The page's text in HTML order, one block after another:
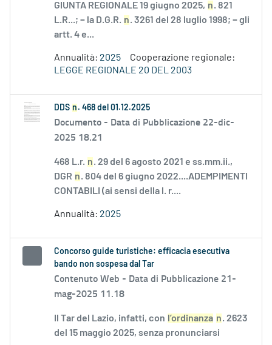
GIUNTA REGIONALE 19 giugno 2025, n. 821
L.R...; − la D.G.R. n. 3261 del 28 luglio 1998; − gli
artt. 4 e...
Annualità: 2025
Cooperazione regionale:
LEGGE REGIONALE 20 DEL 2003
DDS n . 468 del 01.12.2025
Documento - Data di Pubblicazione 22-dic-
2025 18.21
468 L.r. n. 29 del 6 agosto 2021 e ss.mm.ii.,
DGR n. 804 del 6 giugno 2022....ADEMPIMENTI
CONTABILI (ai sensi della l. r....
Annualità: 2025
Concorso guide turistiche: efficacia esecutiva
bando non sospesa dal Tar
Contenuto Web - Data di Pubblicazione 21-
mag-2025 11.18
Il Tar del Lazio, infatti, con l’ordinanza n. 2623
del 15 maggio 2025, senza pronunciarsi